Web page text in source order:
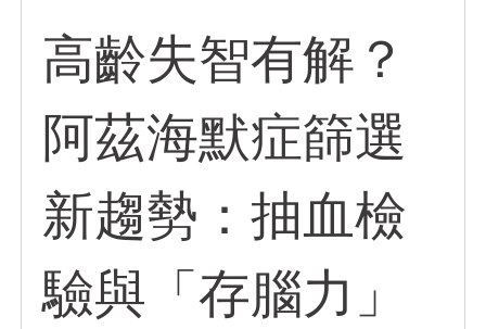
高齡失智有解？
阿茲海默症篩選
新趨勢：抽血檢
驗與「存腦力」